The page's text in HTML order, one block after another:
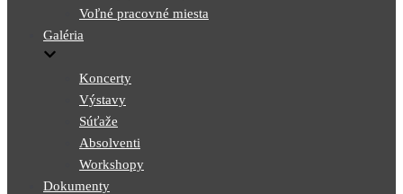
Voľné pracovné miesta
Galéria
Koncerty
Výstavy
Súťaže
Absolventi
Workshopy
Dokumenty